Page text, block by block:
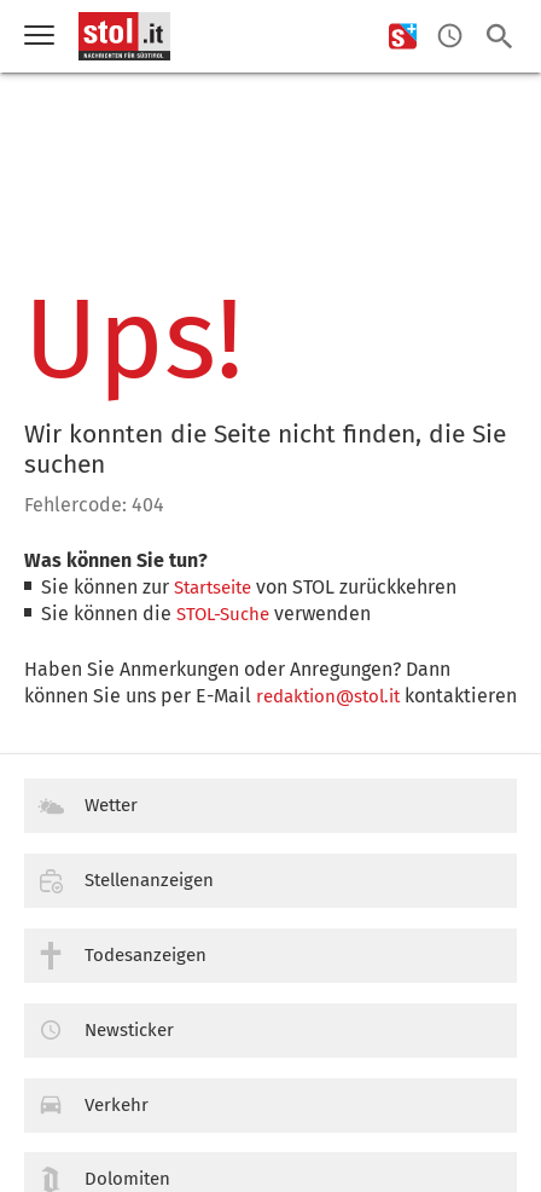
Ups!
Wir konnten die Seite nicht finden, die Sie
suchen
Fehlercode: 404
Was können Sie tun?
Sie können zurStartseite von STOL zurückkehren
Sie können dieSTOL-Suche verwenden
Haben Sie Anmerkungen oder Anregungen? Dann
können Sie uns per E-Mail redaktion@stol.itkontaktieren
Wetter
Stellenanzeigen
Todesanzeigen
Newsticker
Verkehr
Dolomiten